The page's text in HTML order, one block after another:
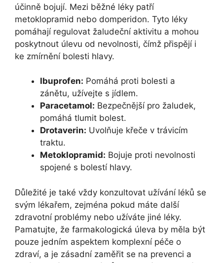
účinně bojují. Mezi běžné léky patří
metoklopramid nebo domperidon. Tyto léky
pomáhají regulovat žaludeční aktivitu a mohou
poskytnout úlevu od nevolnosti, čímž přispějí i
ke zmírnění bolesti hlavy.
Ibuprofen: Pomáhá proti bolesti a
zánětu, užívejte s jídlem.
Paracetamol: Bezpečnější pro žaludek,
pomáhá tlumit bolest.
Drotaverin: Uvolňuje křeče v trávicím
traktu.
Metoklopramid: Bojuje proti nevolnosti
spojené s bolestí hlavy.
Důležité je také vždy konzultovat užívání léků se
svým lékařem, zejména pokud máte další
zdravotní problémy nebo užíváte jiné léky.
Pamatujte, že farmakologická úleva by měla být
pouze jedním aspektem komplexní péče o
zdraví, a je zásadní zaměřit se na prevenci a